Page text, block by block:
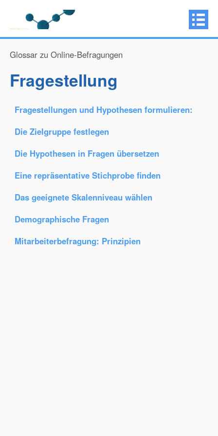
Glossar zu Online-Befragungen
Fragestellung
Fragestellungen und Hypothesen formulieren:
Die Zielgruppe festlegen
Die Hypothesen in Fragen übersetzen
Eine repräsentative Stichprobe finden
Das geeignete Skalenniveau wählen
Demographische Fragen
Mitarbeiterbefragung: Prinzipien